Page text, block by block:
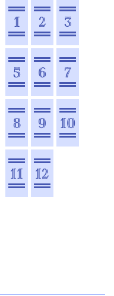
1 2 3
5 6 7
8 9 10
11 12